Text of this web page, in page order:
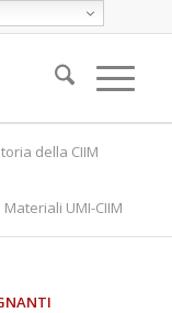
della CIIM
Materiali UMI-CIIM